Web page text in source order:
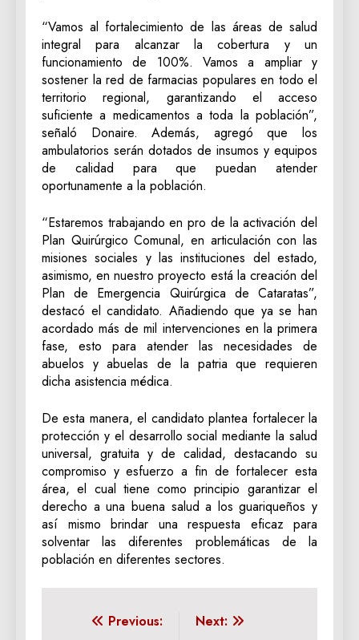
“Vamos al fortalecimiento de las áreas de salud
integral para alcanzar la cobertura y un
funcionamiento de 100%. Vamos a ampliar y
sostener la red de farmacias populares en todo el
territorio regional, garantizando el acceso
suficiente a medicamentos a toda la población”,
señaló Donaire. Además, agregó que los
ambulatorios serán dotados de insumos y equipos
de calidad para que puedan atender
oportunamente a la población.
“Estaremos trabajando en pro de la activación del
Plan Quirúrgico Comunal, en articulación con las
misiones sociales y las instituciones del estado,
asimismo, en nuestro proyecto está la creación del
Plan de Emergencia Quirúrgica de Cataratas”,
destacó el candidato. Añadiendo que ya se han
acordado más de mil intervenciones en la primera
fase, esto para atender las necesidades de
abuelos y abuelas de la patria que requieren
dicha asistencia médica.
De esta manera, el candidato plantea fortalecer la
protección y el desarrollo social mediante la salud
universal, gratuita y de calidad, destacando su
compromiso y esfuerzo a fin de fortalecer esta
área, el cual tiene como principio garantizar el
derecho a una buena salud a los guariqueños y
así mismo brindar una respuesta eficaz para
solventar las diferentes problemáticas de la
población en diferentes sectores.
Navegación
Previous:
Next: